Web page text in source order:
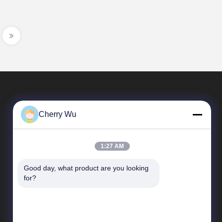
Szybkie linki
Cherry Wu
1:27 AM
Good day, what product are you looking
for?